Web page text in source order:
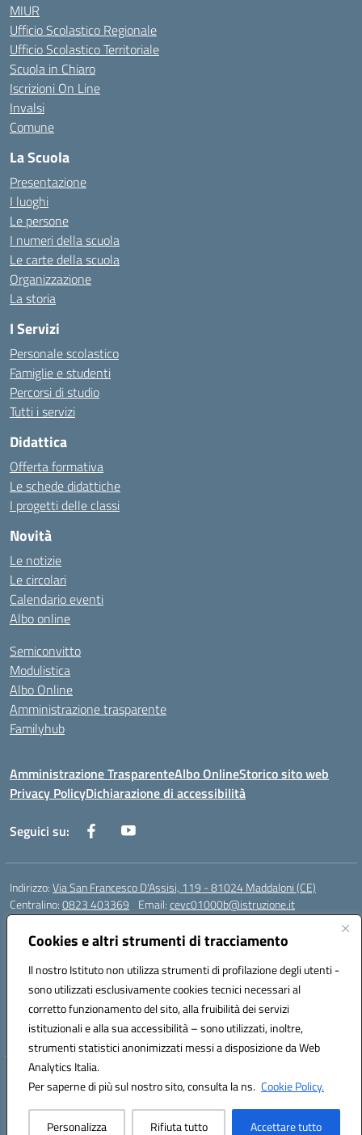
Cookies e altri strumenti di tracciamento
Il nostro Istituto non utilizza strumenti di profilazione degli utenti -
sono utilizzati esclusivamente cookies tecnici necessari al
corretto funzionamento del sito, alla fruibilità dei servizi
istituzionali e alla sua accessibilità – sono utilizzati, inoltre,
strumenti statistici anonimizzati messi a disposizione da Web
Analytics Italia.
Per saperne di più sul nostro sito, consulta la ns. Cookie Policy.
Personalizza Rifiuta tutto Accettare tutto
MIUR
Ufficio Scolastico Regionale
Ufficio Scolastico Territoriale
Scuola in Chiaro
Iscrizioni On Line
Invalsi
Comune
La Scuola
Presentazione
I luoghi
Le persone
I numeri della scuola
Le carte della scuola
Organizzazione
La storia
I Servizi
Personale scolastico
Famiglie e studenti
Percorsi di studio
Tutti i servizi
Didattica
Offerta formativa
Le schede didattiche
I progetti delle classi
Novità
Le notizie
Le circolari
Calendario eventi
Albo online
Semiconvitto
Modulistica
Albo Online
Amministrazione trasparente
Familyhub
Amministrazione TrasparenteAlbo OnlineStorico sito web
Privacy PolicyDichiarazione di accessibilità
Seguici su:
Indirizzo:Via San Francesco D'Assisi, 119 - 81024 Maddaloni (CE)
Centralino:0823 403369 Email:cevc01000b@istruzione.it
Posta elettronica certificata (PEC):
Codice fiscale: 80004990612 (Convitto) - 93044680614 (Scuole
Annesse)
Codice meccanografico:CEVC01000B
Codice Indice delle Pubbliche Amministrazioni (IPA): istsc_cevc01000b
Codice unico di fatturazione (CUF): ZUT1RT
Hosting & Powered by 3D Solution S.r.l.
Concept & Design by Designers Italia